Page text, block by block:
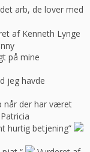
arb, de lover med
af Kenneth Lynge
på mine
jeg havde
når der har været
hurtig betjening”